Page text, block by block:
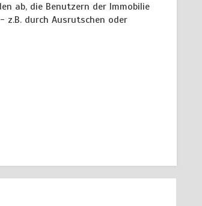
ab, die Benutzern der Immobilie
z.B. durch Ausrutschen oder